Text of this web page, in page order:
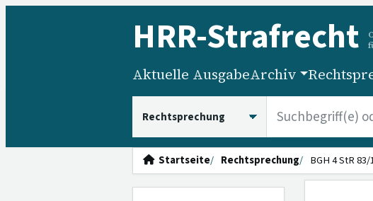
HRR-Strafrecht
Aktuelle AusgabeArchiv
Startseite Rechtsprechung BGH 4 StR